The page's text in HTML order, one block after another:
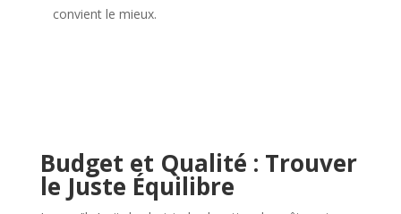
convient le mieux.
Budget et Qualité : Trouver
le Juste Équilibre